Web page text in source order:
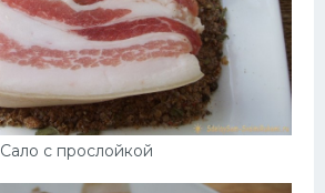
Сало с прослойкой